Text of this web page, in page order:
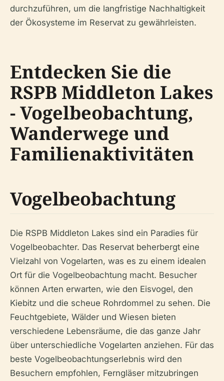
durchzuführen, um die langfristige Nachhaltigkeit
der Ökosysteme im Reservat zu gewährleisten.
Entdecken Sie die
RSPB Middleton Lakes
- Vogelbeobachtung,
Wanderwege und
Familienaktivitäten
Vogelbeobachtung
Die RSPB Middleton Lakes sind ein Paradies für
Vogelbeobachter. Das Reservat beherbergt eine
Vielzahl von Vogelarten, was es zu einem idealen
Ort für die Vogelbeobachtung macht. Besucher
können Arten erwarten, wie den Eisvogel, den
Kiebitz und die scheue Rohrdommel zu sehen. Die
Feuchtgebiete, Wälder und Wiesen bieten
verschiedene Lebensräume, die das ganze Jahr
über unterschiedliche Vogelarten anziehen. Für das
beste Vogelbeobachtungserlebnis wird den
Besuchern empfohlen, Ferngläser mitzubringen